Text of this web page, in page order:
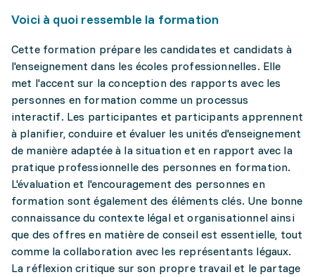
Voici à quoi ressemble la formation
Cette formation prépare les candidates et candidats à
l'enseignement dans les écoles professionnelles. Elle
met l'accent sur la conception des rapports avec les
personnes en formation comme un processus
interactif. Les participantes et participants apprennent
à planifier, conduire et évaluer les unités d'enseignement
de manière adaptée à la situation et en rapport avec la
pratique professionnelle des personnes en formation.
L'évaluation et l'encouragement des personnes en
formation sont également des éléments clés. Une bonne
connaissance du contexte légal et organisationnel ainsi
que des offres en matière de conseil est essentielle, tout
comme la collaboration avec les représentants légaux.
La réflexion critique sur son propre travail et le partage